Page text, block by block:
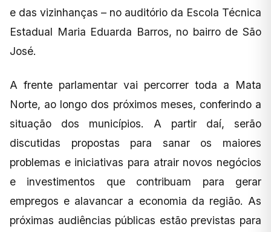
e das vizinhanças – no auditório da Escola Técnica
Estadual Maria Eduarda Barros, no bairro de São
José.
A frente parlamentar vai percorrer toda a Mata
Norte, ao longo dos próximos meses, conferindo a
situação dos municípios. A partir daí, serão
discutidas propostas para sanar os maiores
problemas e iniciativas para atrair novos negócios
e investimentos que contribuam para gerar
empregos e alavancar a economia da região. As
próximas audiências públicas estão previstas para